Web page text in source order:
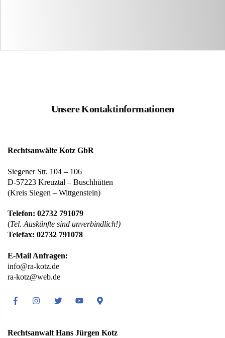
Unsere Kontaktinformationen
Rechtsanwälte Kotz GbR
Siegener Str. 104 – 106
D-57223 Kreuztal – Buschhütten
(Kreis Siegen – Wittgenstein)
Telefon: 02732 791079
(Tel. Auskünfte sind unverbindlich!)
Telefax: 02732 791078
E-Mail Anfragen:
info@ra-kotz.de
ra-kotz@web.de
FacebookInstagramTwitter Youtube Google
Rechtsanwalt Hans Jürgen Kotz